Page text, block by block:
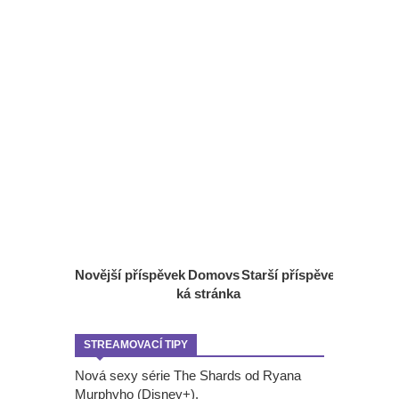
Novější příspěvek Starší příspěvek
Domovs
ká stránka
STREAMOVACÍ TIPY
Nová sexy série The Shards od Ryana
Murphyho (Disney+).